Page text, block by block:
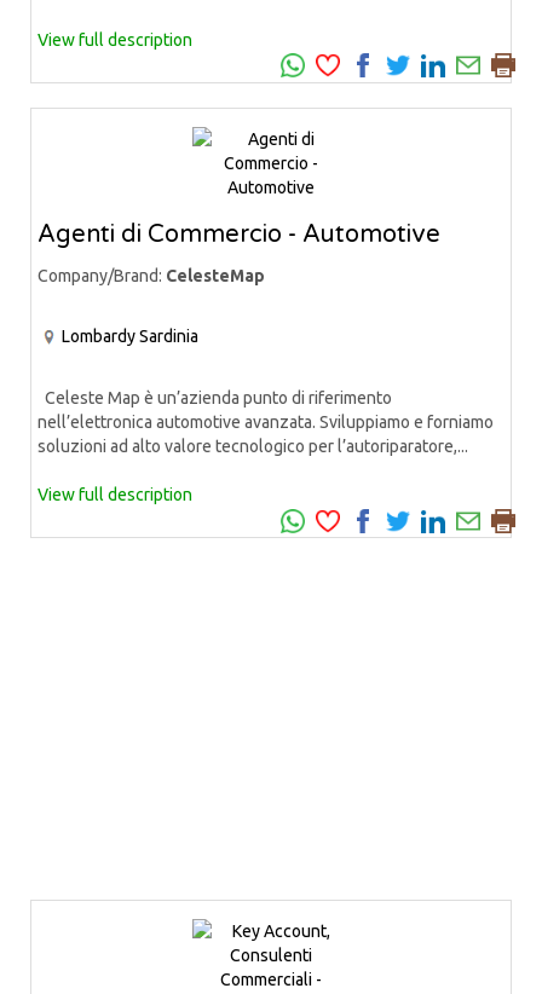
View full description
Agenti di Commercio - Automotive
Company/Brand: CelesteMap
LombardySardinia
Celeste Map è un’azienda punto di riferimento
nell’elettronica automotive avanzata. Sviluppiamo e forniamo
soluzioni ad alto valore tecnologico per l’autoriparatore,...
View full description